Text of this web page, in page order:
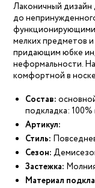
Лаконичный дизайн
до
функционирующими
мелких предметов
придающим юбке
неформальности.
комфортной в
Состав:
подкладка:
Артикул:
Стиль:
Сезон:
Застежка:
Материал